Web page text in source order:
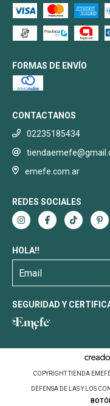
FORMAS DE ENVÍO
CONTACTANOS
02235185434
emefe.com.ar
REDES SOCIALES
HOLA!!
SEGURIDAD Y
COPYRIGHT TIENDA
DEFENSA DE LAS Y LOS